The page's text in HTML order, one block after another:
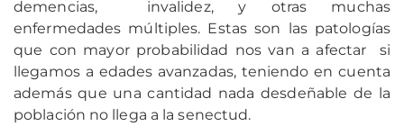
demencias, invalidez, y otras muchas
enfermedades múltiples. Estas son las patologías
que con mayor probabilidad nos van a afectar si
llegamos a edades avanzadas, teniendo en cuenta
además que una cantidad nada desdeñable de la
población no llega a la senectud.